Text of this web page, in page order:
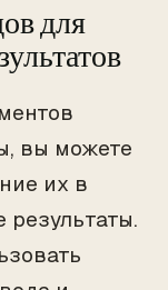
для
вы можете
их в